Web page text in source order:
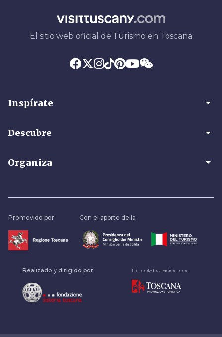
El sitio web oficial de Turismo en Toscana
Inspírate arrow_drop_down
Descubre arrow_drop_down
Organiza arrow_drop_down
Promovido por Con el aporte de la
.
Realizado y dirigido por En colaboración con